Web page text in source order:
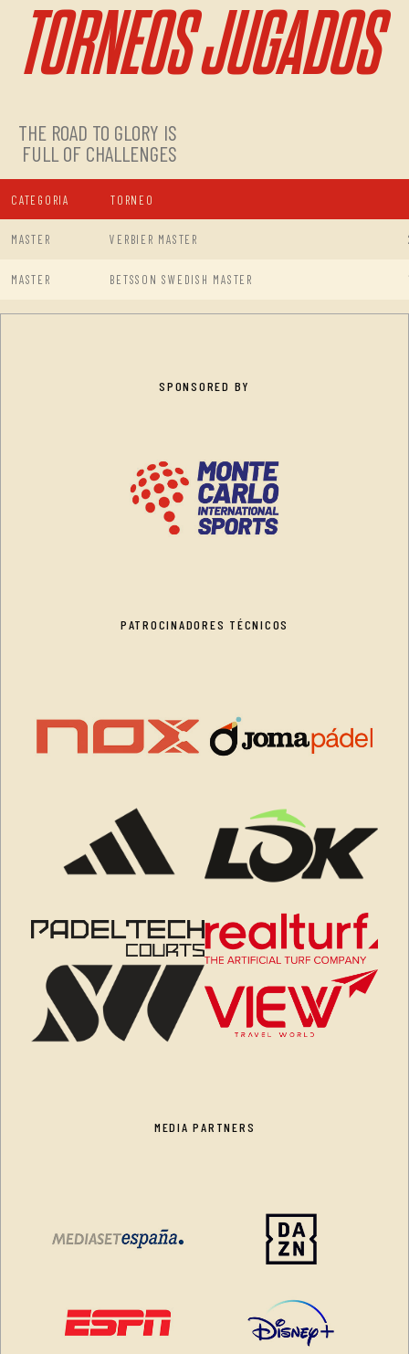
TORNEOS JUGADOS
THE ROAD TO GLORY IS
FULL OF CHALLENGES
CATEGORIA TORNEO
MASTER VERBIER MASTER
MASTER BETSSON SWEDISH MASTER
SPONSORED BY
PATROCINADORES TÉCNICOS
MEDIA PARTNERS